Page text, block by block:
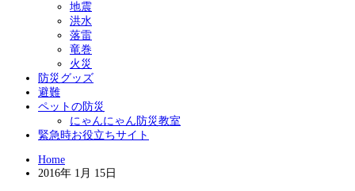
地震
洪水
落雷
竜巻
火災
防災グッズ
避難
ペットの防災
にゃんにゃん防災教室
緊急時お役立ちサイト
Home
2016年 1月 15日